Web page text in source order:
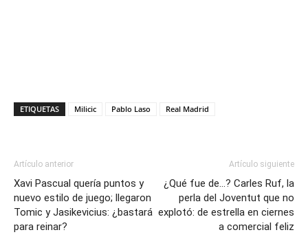
ETIQUETAS Milicic Pablo Laso Real Madrid
Artículo anterior
Xavi Pascual quería puntos y
nuevo estilo de juego; llegaron
Tomic y Jasikevicius: ¿bastará
para reinar?
Artículo siguiente
¿Qué fue de…? Carles Ruf, la
perla del Joventut que no
explotó: de estrella en ciernes
a comercial feliz